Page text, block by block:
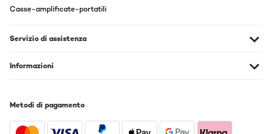
Casse-amplificate-portatili
Servizio di assistenza
Informazioni
Metodi di pagamento